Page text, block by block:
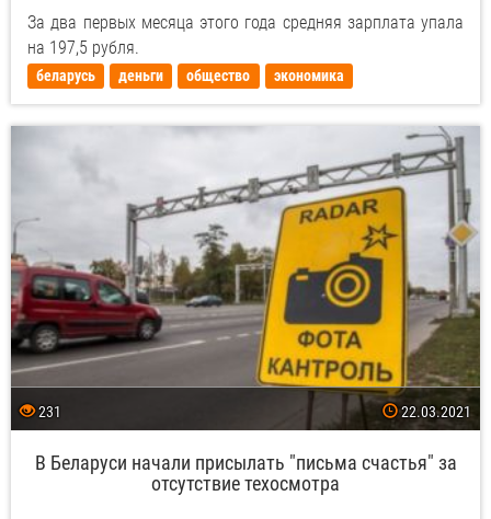
За два первых месяца этого года средняя зарплата упала
на 197,5 рубля.
беларусь деньги общество экономика
231 22.03.2021
В Беларуси начали присылать "письма счастья" за
отсутствие техосмотра